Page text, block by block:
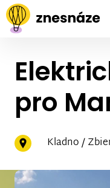
pro
Kladno /